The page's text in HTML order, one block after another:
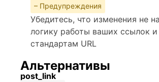
– Предупреждения
Убедитесь, что изменения не
логику работы ваших ссылок и
стандартам URL
Альтернативы
post_link